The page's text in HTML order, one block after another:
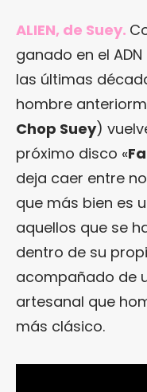
ALIEN, de Suey.
ganado en el
las últimas
hombre
Chop Suey)
próximo disco «
deja caer entre
que más bien es
aquellos que se
dentro de su
acompañado de
artesanal que
más clásico.